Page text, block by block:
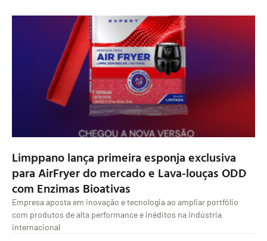
Limppano lança primeira esponja exclusiva
para AirFryer do mercado e Lava-louças ODD
com Enzimas Bioativas
Empresa aposta em inovação e tecnologia ao ampliar portfólio
com produtos de alta performance e inéditos na indústria
internacional